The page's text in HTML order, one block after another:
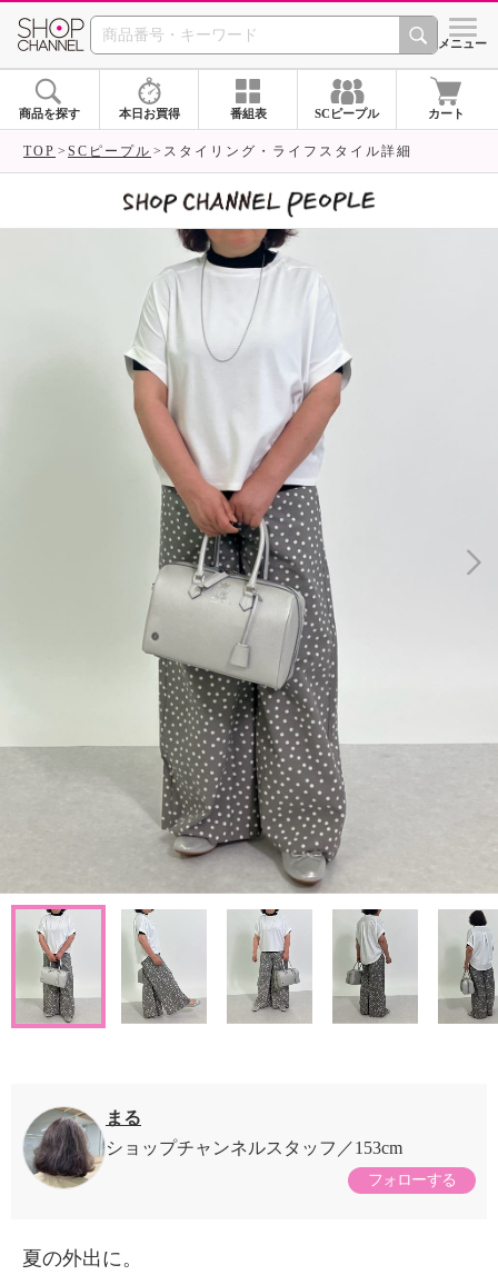
SHOP CHANNEL シメニュー
商品を探す 本日お買得 番組表 SCピープル カート
TOP SCピープル スタイリング・ライフスタイル詳細
まる
ショップチャンネルスタッフ
153cm
フォローする
夏の外出に。